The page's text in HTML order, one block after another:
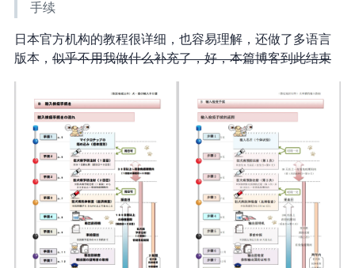
手续
日本官方机构的教程很详细，也容易理解，还做了多语言
版本， 似乎不用我做什么补充了，好，本篇博客到此结束